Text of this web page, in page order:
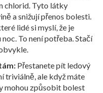
chlorid. Tyto látky
a snižují přenos bolesti.
lidé si myslí, že je
To není potřeba. Stačí
Přestanete pít ledový
triviálně, ale když máte
mohou způsobit bolest